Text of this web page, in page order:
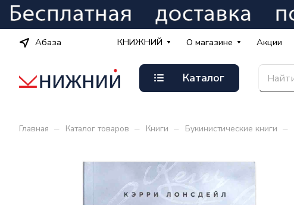
Абаза КНИЖНИЙ О магазине Акции
Каталог
Главная – Каталог товаров – Книги – Букинистические книги –